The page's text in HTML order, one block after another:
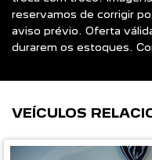
reservamos de corrigir
aviso prévio. Oferta
durarem os estoques.
VEÍCULOS